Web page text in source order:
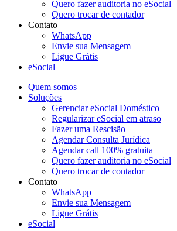
Quero fazer auditoria no eSocial
Quero trocar de contador
Contato
WhatsApp
Envie sua Mensagem
Ligue Grátis
eSocial
Quem somos
Soluções
Gerenciar eSocial Doméstico
Regularizar eSocial em atraso
Fazer uma Rescisão
Agendar Consulta Jurídica
Agendar call 100% gratuita
Quero fazer auditoria no eSocial
Quero trocar de contador
Contato
WhatsApp
Envie sua Mensagem
Ligue Grátis
eSocial